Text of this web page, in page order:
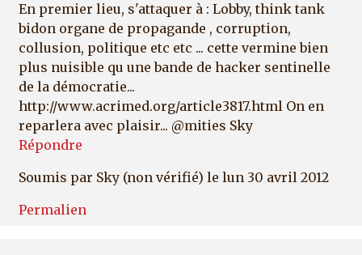
En premier lieu, s'attaquer à : Lobby, think tank
bidon organe de propagande , corruption,
collusion, politique etc etc ... cette vermine bien
plus nuisible qu une bande de hacker sentinelle
de la démocratie...
http://www.acrimed.org/article3817.html On en
reparlera avec plaisir... @mities Sky
Répondre
Soumis par Sky (non vérifié) le lun 30 avril 2012
Permalien